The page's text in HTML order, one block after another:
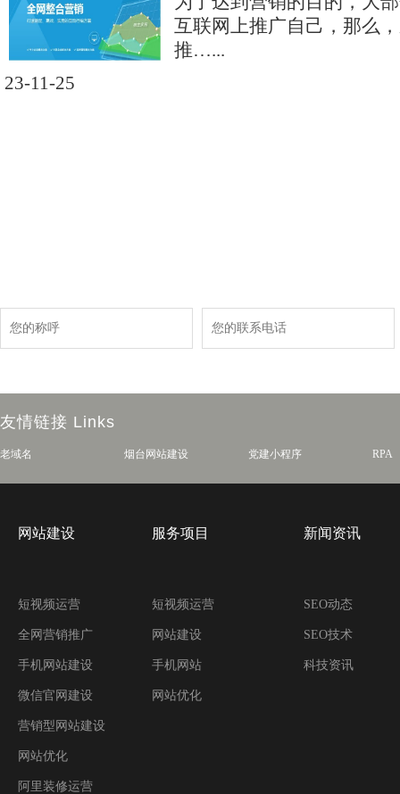
互联网上推广自己，那么
推…...
23-11-25
友情链接 Links
老域名 烟台网站建设 党建小程序 RPA
网站建设
短视频运营
全网营销推广
手机网站建设
微信官网建设
营销型网站建设
网站优化
阿里装修运营
服务项目
短视频运营
网站建设
手机网站
网站优化
新闻资讯
SEO动态
SEO技术
科技资讯